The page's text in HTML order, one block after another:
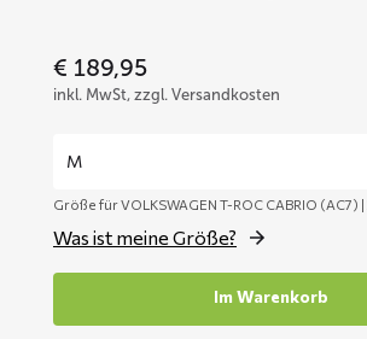
€ 189,95
inkl. MwSt, zzgl. Versandkosten
Größe für VOLKSWAGEN T-ROC CABRIO (AC7)
Was ist meine Größe?
Im Warenkorb